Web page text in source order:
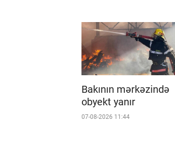
Bakının mərkəzində
obyekt yanır
07-08-2026 11:44